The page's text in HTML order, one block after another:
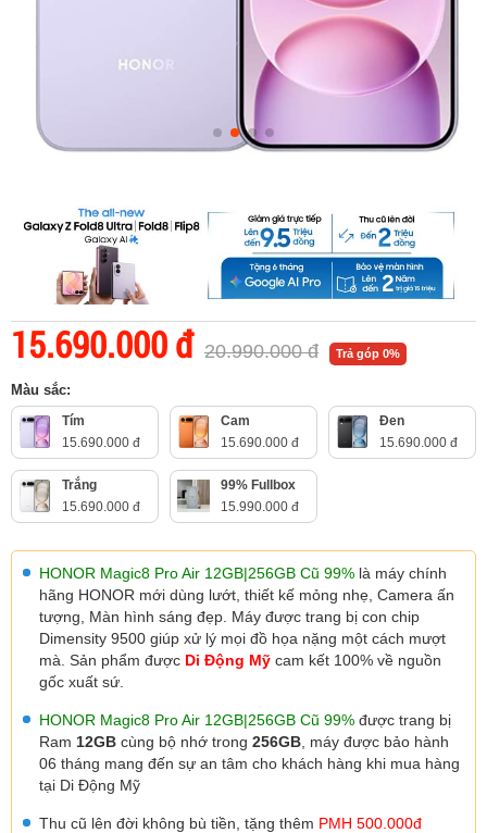
15.690.000 đ 20.990.000 đ Trả góp 0%
Màu sắc:
Tím
15.690.000 đ
Cam
15.690.000 đ
Đen
15.690.000 đ
Trắng
15.690.000 đ
99% Fullbox
15.990.000 đ
HONOR Magic8 Pro Air 12GB|256GB Cũ 99% là máy chính
hãng HONOR mới dùng lướt, thiết kế mỏng nhẹ, Camera ấn
tượng, Màn hình sáng đẹp. Máy được trang bị con chip
Dimensity 9500 giúp xử lý mọi đồ họa nặng một cách mượt
mà. Sản phẩm được Di Động Mỹ cam kết 100% về nguồn
gốc xuất sứ.
HONOR Magic8 Pro Air 12GB|256GB Cũ 99% được trang bị
Ram 12GB cùng bộ nhớ trong 256GB , máy được bảo hành
06 tháng mang đến sự an tâm cho khách hàng khi mua hàng
tại Di Động Mỹ
Thu cũ lên đời không bù tiền, tặng thêm PMH 500.000đ